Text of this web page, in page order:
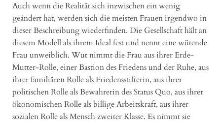
Auch wenn die Realität sich inzwischen ein wenig
geändert hat, werden sich die meisten Frauen irgendwo in
dieser Beschreibung wiederfinden. Die Gesellschaft hält an
diesem Modell als ihrem Ideal fest und nennt eine wütende
Frau unweiblich. Wut nimmt die Frau aus ihrer Erde-
Mutter-Rolle, einer Bastion des Friedens und der Ruhe, aus
ihrer familiären Rolle als Friedensstifterin, aus ihrer
politischen Rolle als Bewahrerin des Status Quo, aus ihrer
ökonomischen Rolle als billige Arbeitskraft, aus ihrer
sozialen Rolle als Mensch zweiter Klasse. Es nimmt sie